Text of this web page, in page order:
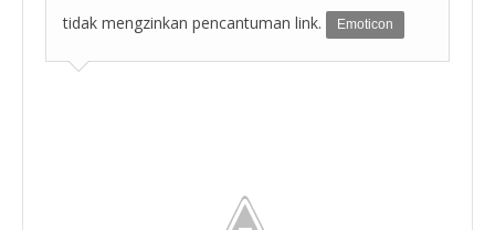
tidak mengzinkan pencantuman link.
Emoticon